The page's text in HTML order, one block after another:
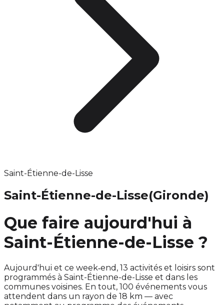
Saint-Étienne-de-Lisse
Saint-Étienne-de-Lisse(Gironde)
Que faire aujourd'hui à
Saint-Étienne-de-Lisse ?
Aujourd'hui et ce week‑end, 13 activités et loisirs sont
programmés à Saint-Étienne-de-Lisse et dans les
communes voisines. En tout, 100 événements vous
attendent dans un rayon de 18 km — avec